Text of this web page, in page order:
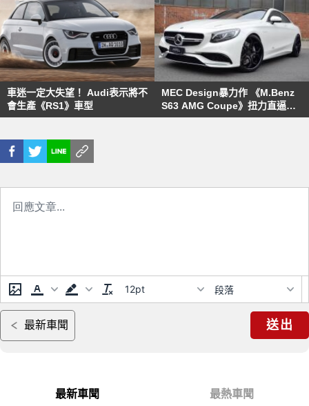
車迷一定大失望！ Audi表示將不
會生產《RS1》車型
MEC Design暴力作 《M.Benz
S63 AMG Coupe》扭力直逼百
公斤米！
12pt 段落
最新車聞 送出
最新車聞 最熱車聞